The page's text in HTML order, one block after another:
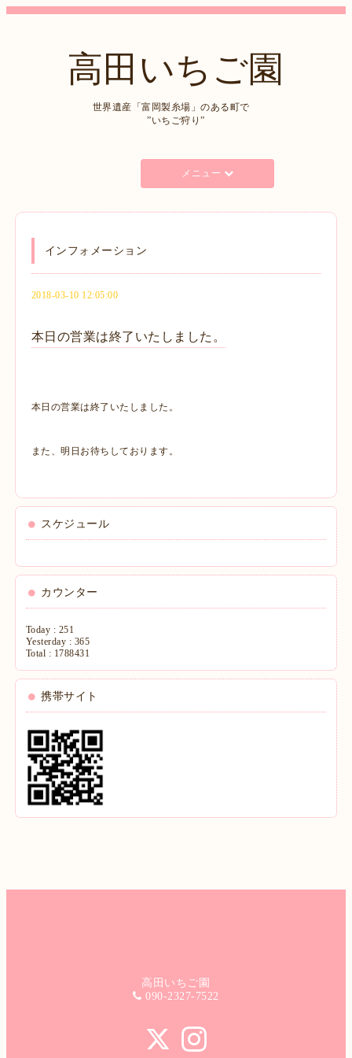
高田いちご園
世界遺産「富岡製糸場」のある町で
”いちご狩り”
メニュー
インフォメーション
2018-03-10 12:05:00
本日の営業は終了いたしました。
本日の営業は終了いたしました。
また、明日お待ちしております。
スケジュール
カウンター
Today : 251
Yesterday : 365
Total : 1788431
携帯サイト
高田いちご園
090-2327-7522